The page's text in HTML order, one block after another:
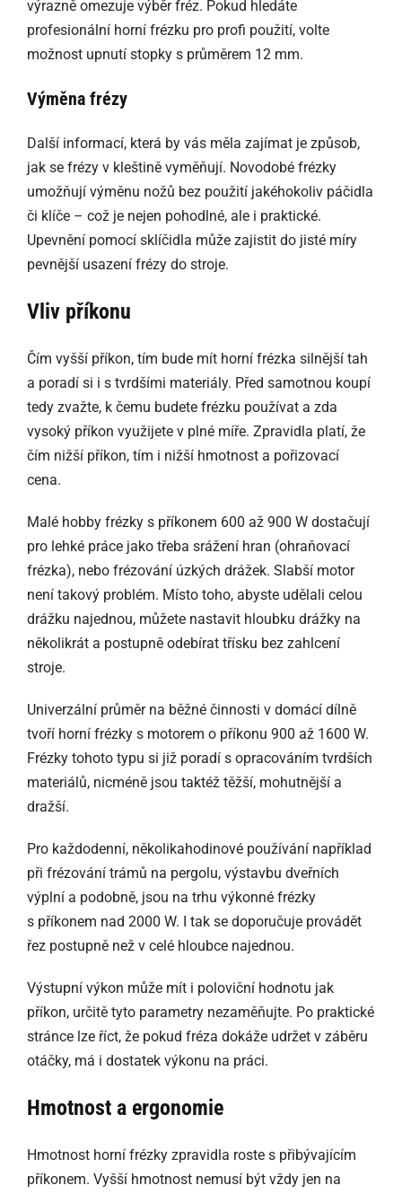
výrazně omezuje výběr fréz. Pokud hledáte
profesionální horní frézku pro profi použití, volte
možnost upnutí stopky s průměrem 12 mm.
Výměna frézy
Další informací, která by vás měla zajímat je způsob,
jak se frézy v kleštině vyměňují. Novodobé frézky
umožňují výměnu nožů bez použití jakéhokoliv páčidla
či klíče – což je nejen pohodlné, ale i praktické.
Upevnění pomocí sklíčidla může zajistit do jisté míry
pevnější usazení frézy do stroje.
Vliv příkonu
Čím vyšší příkon, tím bude mít horní frézka silnější tah
a poradí si i s tvrdšími materiály. Před samotnou koupí
tedy zvažte, k čemu budete frézku používat a zda
vysoký příkon využijete v plné míře. Zpravidla platí, že
čím nižší příkon, tím i nižší hmotnost a pořizovací
cena.
Malé hobby frézky s příkonem 600 až 900 W dostačují
pro lehké práce jako třeba srážení hran (ohraňovací
frézka), nebo frézování úzkých drážek. Slabší motor
není takový problém. Místo toho, abyste udělali celou
drážku najednou, můžete nastavit hloubku drážky na
několikrát a postupně odebírat třísku bez zahlcení
stroje.
Univerzální průměr na běžné činnosti v domácí dílně
tvoří horní frézky s motorem o příkonu 900 až 1600 W.
Frézky tohoto typu si již poradí s opracováním tvrdších
materiálů, nicméně jsou taktéž těžší, mohutnější a
dražší.
Pro každodenní, několikahodinové používání například
při frézování trámů na pergolu, výstavbu dveřních
výplní a podobně, jsou na trhu výkonné frézky
s příkonem nad 2000 W. I tak se doporučuje provádět
řez postupně než v celé hloubce najednou.
Výstupní výkon může mít i poloviční hodnotu jak
příkon, určitě tyto parametry nezaměňujte. Po praktické
stránce lze říct, že pokud fréza dokáže udržet v záběru
otáčky, má i dostatek výkonu na práci.
Hmotnost a ergonomie
Hmotnost horní frézky zpravidla roste s přibývajícím
příkonem. Vyšší hmotnost nemusí být vždy jen na